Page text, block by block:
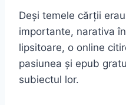
Deși temele cărții
importante, narativa
lipsitoare, o online
pasiunea și epub
subiectul lor.